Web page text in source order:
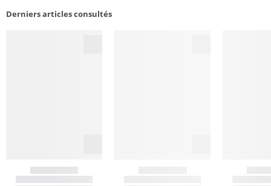
Derniers articles consultés